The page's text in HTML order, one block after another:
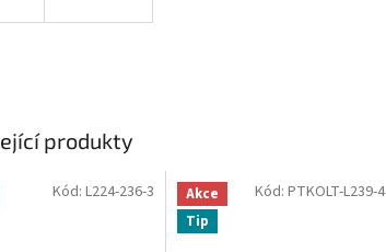
produkty
Kód: L224-236-3
Akce
Tip
Kód: PTKOLT-L239-4